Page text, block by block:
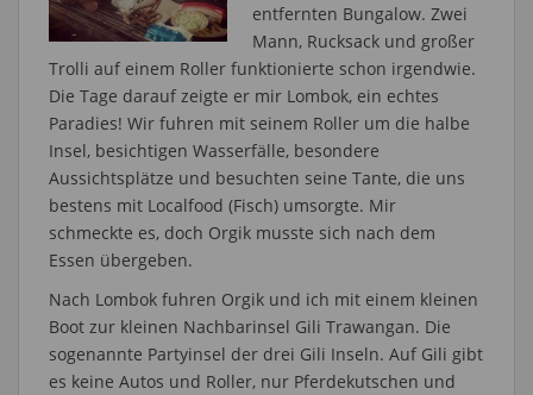
entfernten Bungalow. Zwei
Mann, Rucksack und großer
Trolli auf einem Roller funktionierte schon irgendwie.
Die Tage darauf zeigte er mir Lombok, ein echtes
Paradies! Wir fuhren mit seinem Roller um die halbe
Insel, besichtigen Wasserfälle, besondere
Aussichtsplätze und besuchten seine Tante, die uns
bestens mit Localfood (Fisch) umsorgte. Mir
schmeckte es, doch Orgik musste sich nach dem
Essen übergeben.
Nach Lombok fuhren Orgik und ich mit einem kleinen
Boot zur kleinen Nachbarinsel Gili Trawangan. Die
sogenannte Partyinsel der drei Gili Inseln. Auf Gili gibt
es keine Autos und Roller, nur Pferdekutschen und